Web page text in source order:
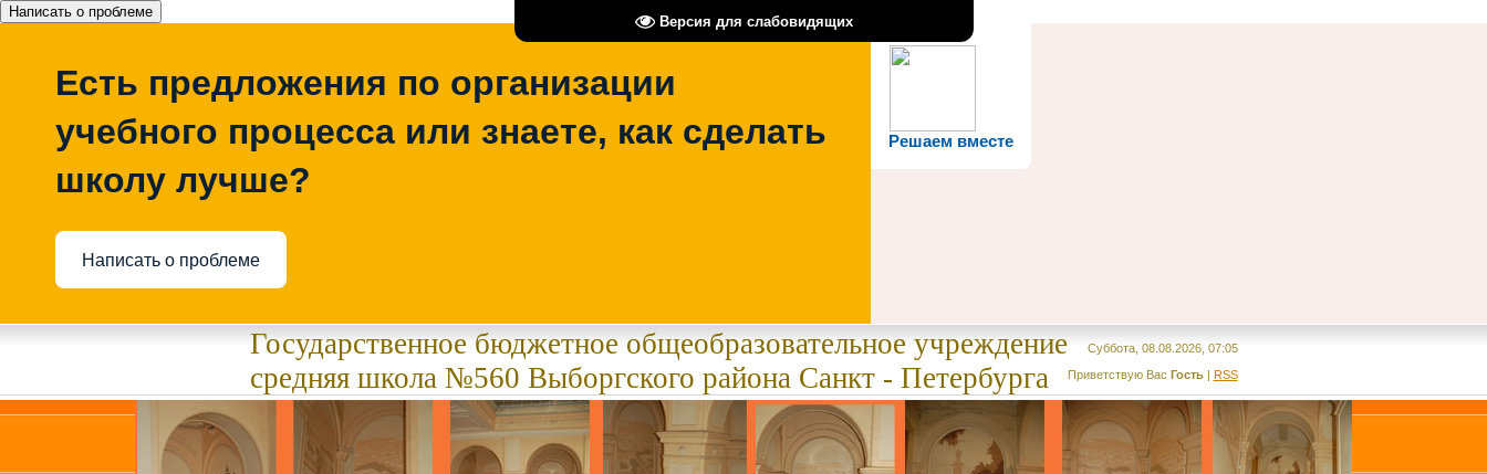
Версия для слабовидящих
Написать о проблеме
Решаем вместе
Есть предложения по организации
учебного процесса или знаете, как сделать
школу лучше?
Написать о проблеме
Государственное бюджетное общеобразовательное учреждение
средняя школа №560 Выборгского района Санкт - Петербурга
Суббота, 08.08.2026, 07:05
Приветствую Вас Гость| RSS